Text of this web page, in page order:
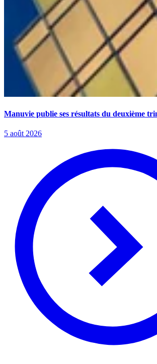
Manuvie publie ses résultats du deuxième
5 août 2026